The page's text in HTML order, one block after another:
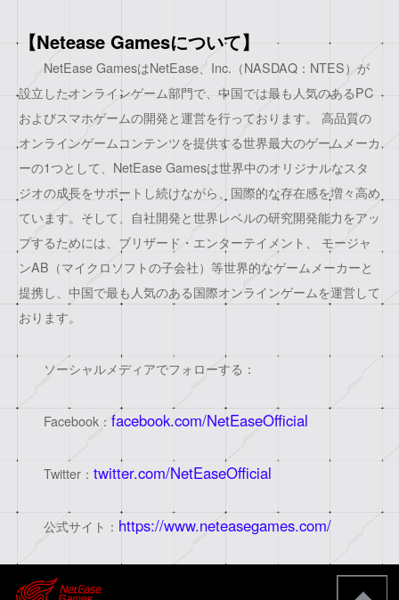
【Netease Gamesについて】
NetEase GamesはNetEase、Inc.（NASDAQ：NTES）が
設立したオンラインゲーム部門で、中国では最も人気のあるPC
およびスマホゲームの開発と運営を行っております。 高品質の
オンラインゲームコンテンツを提供する世界最大のゲームメーカ
ーの1つとして、NetEase Gamesは世界中のオリジナルなスタ
ジオの成長をサポートし続けながら、国際的な存在感を増々高め
ています。そして、自社開発と世界レベルの研究開発能力をアッ
プするためには、ブリザード・エンターテイメント、 モージャ
ンAB（マイクロソフトの子会社）等世界的なゲームメーカーと
提携し、中国で最も人気のある国際オンラインゲームを運営して
おります。
ソーシャルメディアでフォローする：
Facebook：facebook.com/NetEaseOfficial
Twitter： twitter.com/NetEaseOfficial
公式サイト： https://www.neteasegames.com/